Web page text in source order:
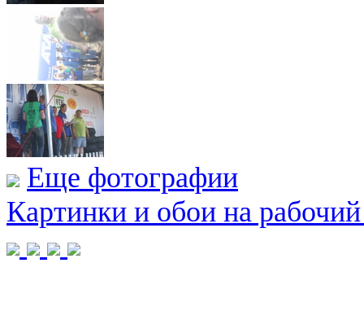
Еще фотографии
Картинки и обои на